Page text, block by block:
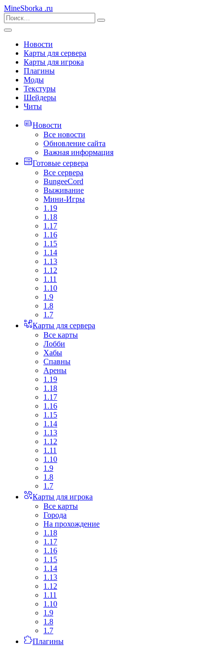
MineSborka .ru
Новости
Карты для сервера
Карты для игрока
Плагины
Моды
Текстуры
Шейдеры
Читы
Новости
Все новости
Обновление сайта
Важная информация
Готовые сервера
Все сервера
BungeeCord
Выживание
Мини-Игры
1.19
1.18
1.17
1.16
1.15
1.14
1.13
1.12
1.11
1.10
1.9
1.8
1.7
Карты для сервера
Все карты
Лобби
Хабы
Спавны
Арены
1.19
1.18
1.17
1.16
1.15
1.14
1.13
1.12
1.11
1.10
1.9
1.8
1.7
Карты для игрока
Все карты
Города
На прохождение
1.18
1.17
1.16
1.15
1.14
1.13
1.12
1.11
1.10
1.9
1.8
1.7
Плагины